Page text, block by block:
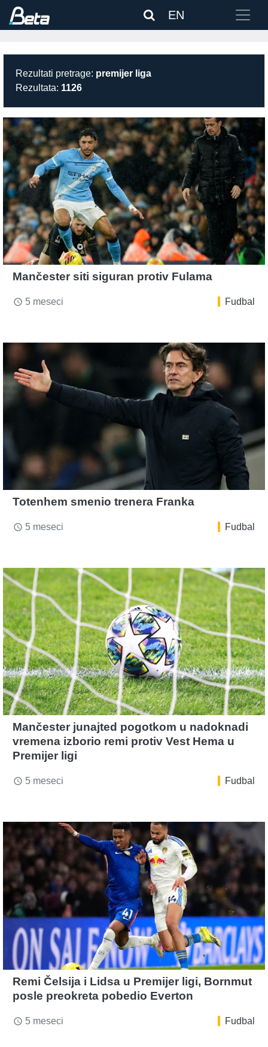
EN
Rezultati pretrage: premijer liga
Rezultata: 1126
Mančester siti siguran protiv Fulama
access_time 5 meseci Fudbal
Totenhem smenio trenera Franka
access_time 5 meseci Fudbal
Mančester junajted pogotkom u nadoknadi
vremena izborio remi protiv Vest Hema u
Premijer ligi
access_time 5 meseci Fudbal
Remi Čelsija i Lidsa u Premijer ligi, Bornmut
posle preokreta pobedio Everton
access_time 5 meseci Fudbal